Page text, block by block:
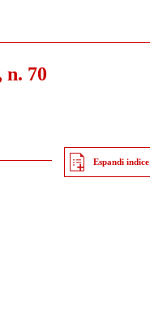
n. 70
Espandi indice